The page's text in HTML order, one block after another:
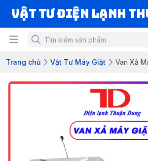
VẬT TƯ ĐIỆN LẠNH
Trang chủ Vật Tư Máy Giặt Van Xả